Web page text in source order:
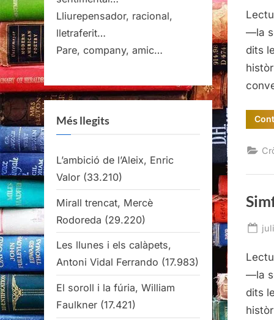
—la
dits
—la
dits
Lliurepensador, racional,
lletraferit…
Pare, company, amic…
Més llegits
L’ambició de l’Aleix, Enric
Valor (33.210)
Mirall trencat, Mercè
Rodoreda (29.220)
Les llunes i els calàpets,
Antoni Vidal Ferrando (17.983)
El soroll i la fúria, William
Faulkner (17.421)